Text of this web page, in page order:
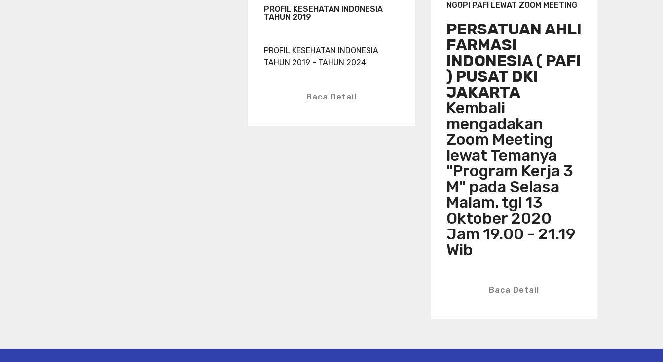
PROFIL KESEHATAN INDONESIA
TAHUN 2019
PROFIL KESEHATAN INDONESIA
TAHUN 2019 - TAHUN 2024
Baca Detail
NGOPI PAFI LEWAT ZOOM MEETING
PERSATUAN AHLI
FARMASI
INDONESIA ( PAFI
) PUSAT DKI
JAKARTA
Kembali
mengadakan
Zoom Meeting
lewat Temanya
"Program Kerja 3
M" pada Selasa
Malam. tgl 13
Oktober 2020
Jam 19.00 - 21.19
Wib
Baca Detail